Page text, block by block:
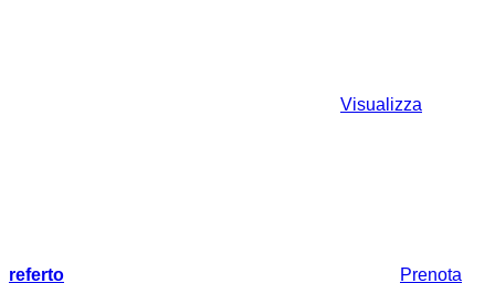
Visualizza
referto
Prenota